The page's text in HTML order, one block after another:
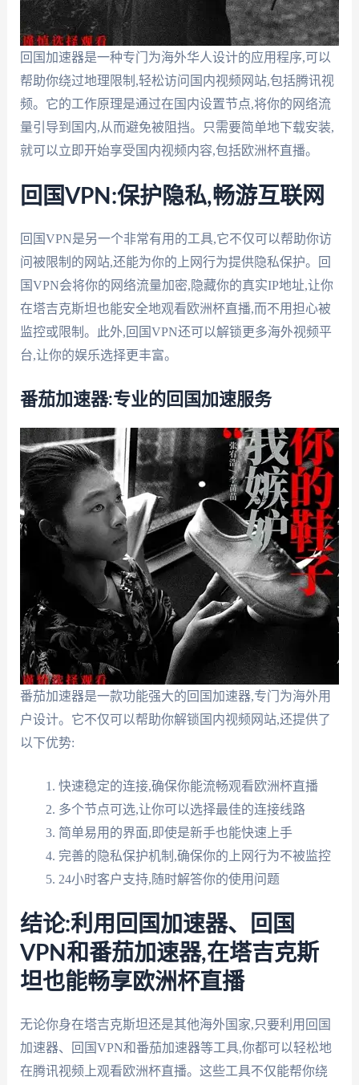
回国加速器是一种专门为海外华人设计的应用程序,可以
帮助你绕过地理限制,轻松访问国内视频网站,包括腾讯视
频。它的工作原理是通过在国内设置节点,将你的网络流
量引导到国内,从而避免被阻挡。只需要简单地下载安装,
就可以立即开始享受国内视频内容,包括欧洲杯直播。
回国VPN:保护隐私,畅游互联网
回国VPN是另一个非常有用的工具,它不仅可以帮助你访
问被限制的网站,还能为你的上网行为提供隐私保护。回
国VPN会将你的网络流量加密,隐藏你的真实IP地址,让你
在塔吉克斯坦也能安全地观看欧洲杯直播,而不用担心被
监控或限制。此外,回国VPN还可以解锁更多海外视频平
台,让你的娱乐选择更丰富。
番茄加速器:专业的回国加速服务
番茄加速器是一款功能强大的回国加速器,专门为海外用
户设计。它不仅可以帮助你解锁国内视频网站,还提供了
以下优势:
快速稳定的连接,确保你能流畅观看欧洲杯直播
多个节点可选,让你可以选择最佳的连接线路
简单易用的界面,即使是新手也能快速上手
完善的隐私保护机制,确保你的上网行为不被监控
24小时客户支持,随时解答你的使用问题
结论:利用回国加速器、回国
VPN和番茄加速器,在塔吉克斯
坦也能畅享欧洲杯直播
无论你身在塔吉克斯坦还是其他海外国家,只要利用回国
加速器、回国VPN和番茄加速器等工具,你都可以轻松地
在腾讯视频上观看欧洲杯直播。这些工具不仅能帮你绕